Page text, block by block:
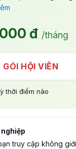
đ /tháng
HỘI VIÊN
thời điểm nào
truy cập không giới